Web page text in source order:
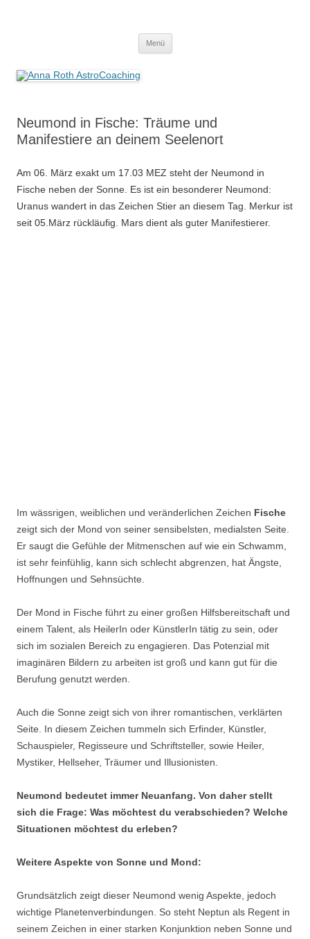
Menü
Neumond in Fische: Träume und
Manifestiere an deinem Seelenort
Am 06. März exakt um 17.03 MEZ steht der Neumond in
Fische neben der Sonne. Es ist ein besonderer Neumond:
Uranus wandert in das Zeichen Stier an diesem Tag. Merkur ist
seit 05.März rückläufig. Mars dient als guter Manifestierer.
Im wässrigen, weiblichen und veränderlichen Zeichen Fische
zeigt sich der Mond von seiner sensibelsten, medialsten Seite.
Er saugt die Gefühle der Mitmenschen auf wie ein Schwamm,
ist sehr feinfühlig, kann sich schlecht abgrenzen, hat Ängste,
Hoffnungen und Sehnsüchte.
Der Mond in Fische führt zu einer großen Hilfsbereitschaft und
einem Talent, als HeilerIn oder KünstlerIn tätig zu sein, oder
sich im sozialen Bereich zu engagieren. Das Potenzial mit
imaginären Bildern zu arbeiten ist groß und kann gut für die
Berufung genutzt werden.
Auch die Sonne zeigt sich von ihrer romantischen, verklärten
Seite. In diesem Zeichen tummeln sich Erfinder, Künstler,
Schauspieler, Regisseure und Schriftsteller, sowie Heiler,
Mystiker, Hellseher, Träumer und Illusionisten.
Neumond bedeutet immer Neuanfang. Von daher stellt
sich die Frage: Was möchtest du verabschieden? Welche
Situationen möchtest du erleben?
Weitere Aspekte von Sonne und Mond:
Grundsätzlich zeigt dieser Neumond wenig Aspekte, jedoch
wichtige Planetenverbindungen. So steht Neptun als Regent in
seinem Zeichen in einer starken Konjunktion neben Sonne und